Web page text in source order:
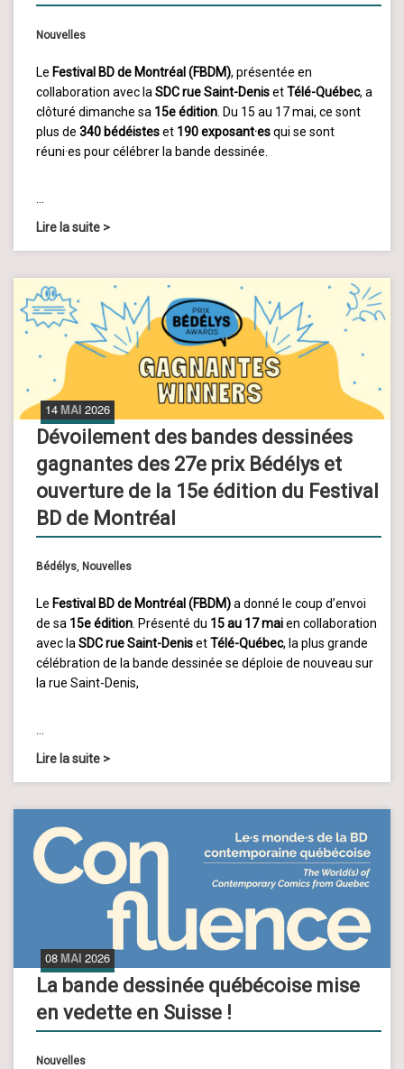
Nouvelles
Le Festival BD de Montréal (FBDM), présentée en
collaboration avec la SDC rue Saint-DenisetTélé-Québec, a
clôturé dimanche sa 15e édition . Du 15 au 17 mai, ce sont
plus de 340 bédéisteset 190 exposant·esqui se sont
réuni·es pour célébrer la bande dessinée.
Lire la suite >
14 MAI 2026
Dévoilement des bandes dessinées
gagnantes des 27e prix Bédélys et
ouverture de la 15e édition du Festival
BD de Montréal
Bédélys, Nouvelles
Le Festival BD de Montréal (FBDM)a donné le coup d’envoi
de sa 15e édition. Présenté du 15 au 17 maien collaboration
avec laSDC rue Saint-DenisetTélé-Québec, la plus grande
célébration de la bande dessinée se déploie de nouveau sur
la rue Saint-Denis,
…
Lire la suite >
08 MAI 2026
La bande dessinée québécoise mise
en vedette en Suisse !
Nouvelles